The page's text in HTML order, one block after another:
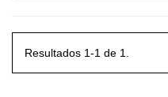
Resultados 1-1 de 1.